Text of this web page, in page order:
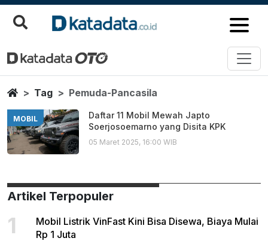
Pemuda Pancasila
Berita Terbaru
HomeTag Pemuda-Pancasila
MOBIL
Daftar 11 Mobil Mewah Japto
Soerjosoemarno yang Disita KPK
05 Maret 2025, 16:00 WIB
Artikel Terpopuler
1
Mobil Listrik VinFast Kini Bisa Disewa, Biaya Mulai
Rp 1 Juta